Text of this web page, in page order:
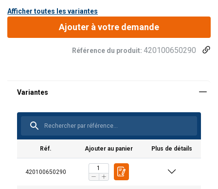
Afficher toutes les variantes
Ajouter à votre demande
Référence du produit: 420100650290
Réf. Ajouter au panier Plus de détails
420100650290